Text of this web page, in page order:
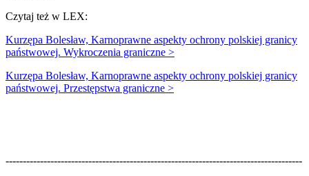
Czytaj też w LEX:
Kurzępa Bolesław, Karnoprawne aspekty ochrony polskiej granicy
państwowej. Wykroczenia graniczne >
Kurzępa Bolesław, Karnoprawne aspekty ochrony polskiej granicy
państwowej. Przestępstwa graniczne >
--------------------------------------------------------------------------------------